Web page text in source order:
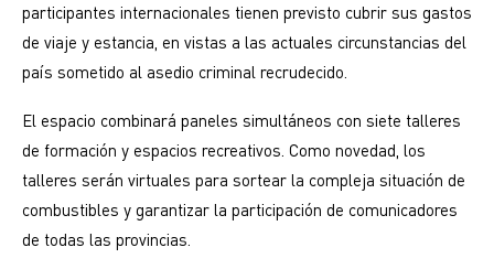
participantes internacionales tienen previsto cubrir sus gastos
de viaje y estancia, en vistas a las actuales circunstancias del
país sometido al asedio criminal recrudecido.
El espacio combinará paneles simultáneos con siete talleres
de formación y espacios recreativos. Como novedad, los
talleres serán virtuales para sortear la compleja situación de
combustibles y garantizar la participación de comunicadores
de todas las provincias.